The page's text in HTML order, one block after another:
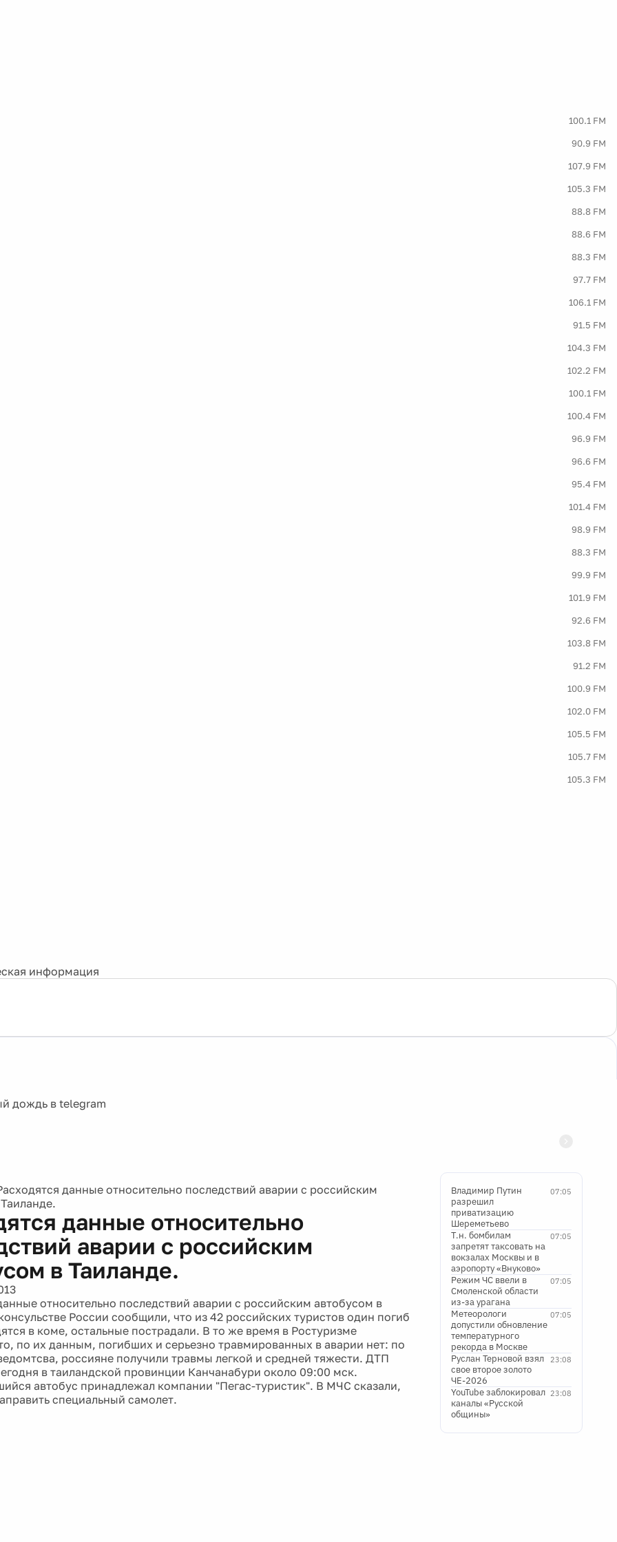
100.1 FM
90.9 FM
107.9 FM
105.3 FM
88.8 FM
88.6 FM
88.3 FM
97.7 FM
106.1 FM
91.5 FM
104.3 FM
102.2 FM
100.1 FM
100.4 FM
96.9 FM
96.6 FM
95.4 FM
101.4 FM
98.9 FM
88.3 FM
99.9 FM
101.9 FM
92.6 FM
103.8 FM
91.2 FM
100.9 FM
102.0 FM
105.5 FM
105.7 FM
105.3 FM
информация
данные относительно последствий аварии с российским
данные относительно
аварии с российским
в Таиланде.
относительно последствий аварии с российским автобусом в
России сообщили, что из 42 российских туристов один погиб
в коме, остальные пострадали. В то же время в Ростуризме
по их данным, погибших и серьезно травмированных в аварии нет: по
россияне получили травмы легкой и средней тяжести. ДТП
в таиландской провинции Канчанабури около 09:00 мск.
автобус принадлежал компании "Пегас-туристик". В МЧС сказали,
специальный самолет.
07:05
Владимир Путин
разрешил
приватизацию
Шереметьево
07:05
Т.н. бомбилам
запретят таксовать на
вокзалах Москвы и в
аэропорту «Внуково»
07:05
Режим ЧС ввели в
Смоленской области
из-за урагана
07:05
Метеорологи
допустили обновление
температурного
рекорда в Москве
23:08
Руслан Терновой взял
свое второе золото
ЧЕ-2026
23:08
YouTube заблокировал
каналы «Русской
общины»